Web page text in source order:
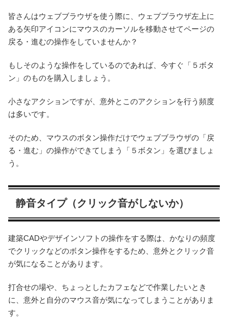
皆さんはウェブブラウザを使う際に、ウェブブラウザ左上に
ある矢印アイコンにマウスのカーソルを移動させてページの
戻る・進むの操作をしていませんか？
もしそのような操作をしているのであれば、今すぐ「５ボタ
ン」のものを購入しましょう。
小さなアクションですが、意外とこのアクションを行う頻度
は多いです。
そのため、マウスのボタン操作だけでウェブブラウザの「戻
る・進む」の操作ができてしまう「５ボタン」を選びましょ
う。
静音タイプ（クリック音がしないか）
建築CADやデザインソフトの操作をする際は、かなりの頻度
でクリックなどのボタン操作をするため、意外とクリック音
が気になることがあります。
打合せの場や、ちょっとしたカフェなどで作業したいとき
に、意外と自分のマウス音が気になってしまうことがありま
す。